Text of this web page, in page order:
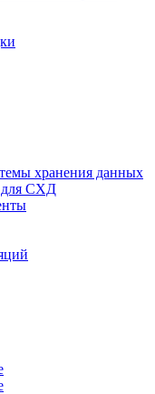
хранения данных
для СХД